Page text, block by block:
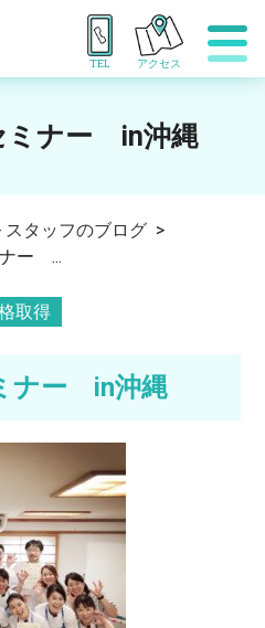
TEL アクセス
ミナー in沖縄
スタッフのブログ >
ー ...
取得
ナー in沖縄